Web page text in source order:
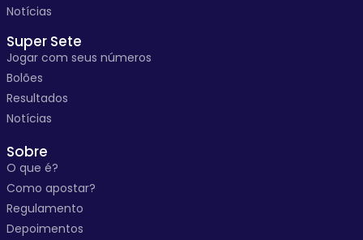
Notícias
Super Sete
Jogar com seus números
Bolões
Resultados
Notícias
Sobre
O que é?
Como apostar?
Regulamento
Depoimentos